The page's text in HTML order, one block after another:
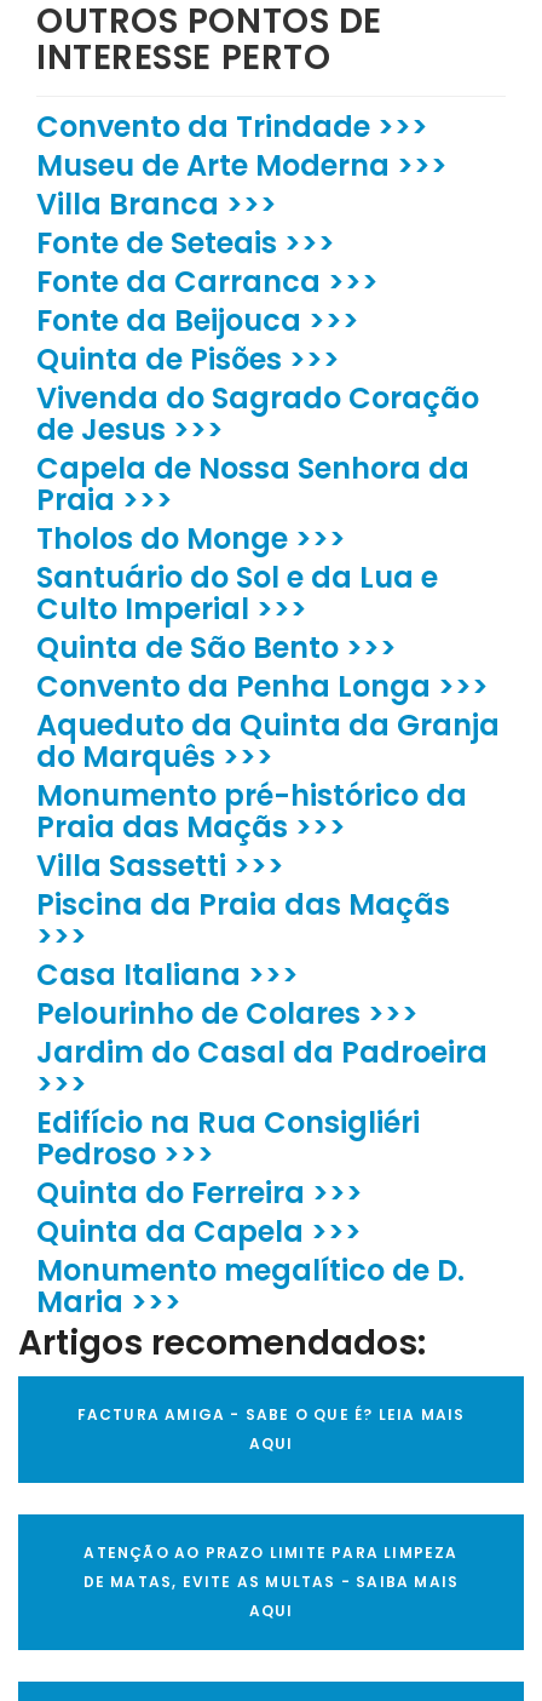
OUTROS PONTOS DE
INTERESSE PERTO
Convento da Trindade >>>
Museu de Arte Moderna >>>
Villa Branca >>>
Fonte de Seteais >>>
Fonte da Carranca >>>
Fonte da Beijouca >>>
Quinta de Pisões >>>
Vivenda do Sagrado Coração
de Jesus >>>
Capela de Nossa Senhora da
Praia >>>
Tholos do Monge >>>
Santuário do Sol e da Lua e
Culto Imperial >>>
Quinta de São Bento >>>
Convento da Penha Longa >>>
Aqueduto da Quinta da Granja
do Marquês >>>
Monumento pré-histórico da
Praia das Maçãs >>>
Villa Sassetti >>>
Piscina da Praia das Maçãs
>>>
Casa Italiana >>>
Pelourinho de Colares >>>
Jardim do Casal da Padroeira
>>>
Edifício na Rua Consigliéri
Pedroso >>>
Quinta do Ferreira >>>
Quinta da Capela >>>
Monumento megalítico de D.
Maria >>>
Artigos recomendados:
FACTURA AMIGA - SABE O QUE É? LEIA MAIS
AQUI
ATENÇÃO AO PRAZO LIMITE PARA LIMPEZA
DE MATAS, EVITE AS MULTAS - SAIBA MAIS
AQUI